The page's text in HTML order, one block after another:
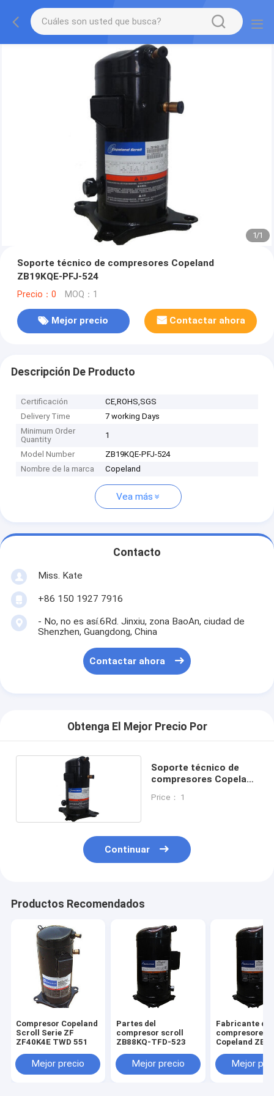
1/1
Soporte técnico de compresores Copeland
ZB19KQE-PFJ-524
Precio：0 MOQ：1
Mejor precio Contactar ahora
Descripción De Producto
Certificación
CE,ROHS,SGS
Delivery Time
7 working Days
Minimum Order
Quantity
1
Model Number
ZB19KQE-PFJ-524
Nombre de la marca
Copeland
Vea más
Contacto
Miss. Kate
+86 150 1927 7916
- No, no es así.6Rd. Jinxiu, zona BaoAn, ciudad de
Shenzhen, Guangdong, China
Contactar ahora
Obtenga El Mejor Precio Por
Soporte técnico de
compresores Copeland
Price： 1
Continuar
Productos Recomendados
Compresor Copeland
Scroll Serie ZF
ZF40K4E TWD 551
Mejor precio
Partes del
compresor scroll
ZB88KQ-TFD-523
Mejor precio
Fabricante de
compresores
Copeland
Mejor